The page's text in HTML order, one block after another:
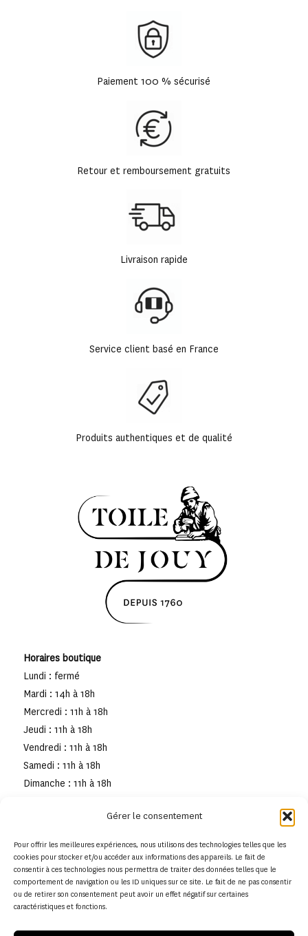
Gérer le consentement
Pour offrir les meilleures expériences, nous utilisons des technologies telles que les
cookies pour stocker et/ou accéder aux informations des appareils. Le fait de
consentir à ces technologies nous permettra de traiter des données telles que le
comportement de navigation ou les ID uniques sur ce site. Le fait de ne pas consentir
ou de retirer son consentement peut avoir un effet négatif sur certaines
caractéristiques et fonctions.
Paiement 100 % sécurisé
Retour et remboursement gratuits
Livraison rapide
Service client basé en France
Produits authentiques et de qualité
Horaires boutique
Lundi : fermé
Mardi : 14h à 18h
Mercredi : 11h à 18h
Jeudi : 11h à 18h
Vendredi : 11h à 18h
Samedi : 11h à 18h
Dimanche : 11h à 18h